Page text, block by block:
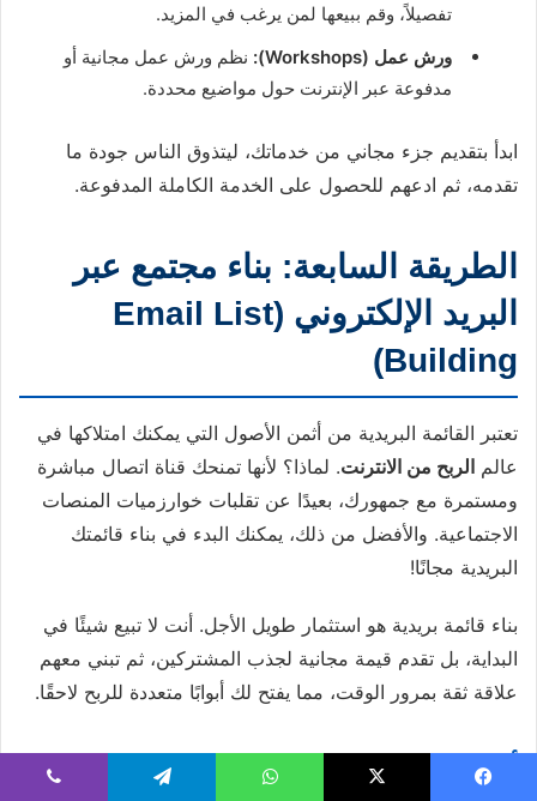
تفصيلاً، وقم ببيعها لمن يرغب في المزيد.
ورش عمل (Workshops):
نظم ورش عمل مجانية أو
مدفوعة عبر الإنترنت حول مواضيع محددة.
ابدأ بتقديم جزء مجاني من خدماتك، ليتذوق الناس جودة ما
تقدمه، ثم ادعهم للحصول على الخدمة الكاملة المدفوعة.
الطريقة السابعة: بناء مجتمع عبر
البريد الإلكتروني (Email List
Building)
تعتبر القائمة البريدية من أثمن الأصول التي يمكنك امتلاكها في
عالم الربح من الانترنت. لماذا؟ لأنها تمنحك قناة اتصال مباشرة
ومستمرة مع جمهورك، بعيدًا عن تقلبات خوارزميات المنصات
الاجتماعية. والأفضل من ذلك، يمكنك البدء في بناء قائمتك
البريدية مجانًا!
بناء قائمة بريدية هو استثمار طويل الأجل. أنت لا تبيع شيئًا في
البداية، بل تقدم قيمة مجانية لجذب المشتركين، ثم تبني معهم
علاقة ثقة بمرور الوقت، مما يفتح لك أبوابًا متعددة للربح لاحقًا.
أهمية القائمة البريدية في رحلة الربح